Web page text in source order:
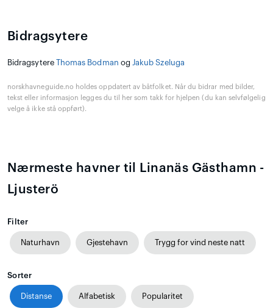
Bidragsytere
Bidragsytere Thomas Bodman og Jakub Szeluga
norskhavneguide.no holdes oppdatert av båtfolket. Når du bidrar med bilder,
tekst eller informasjon legges du til her som takk for hjelpen (du kan selvfølgelig
velge å ikke stå oppført).
Nærmeste havner til Linanäs Gästhamn -
Ljusterö
Filter
Naturhavn Gjestehavn Trygg for vind neste natt
Sorter
Distanse Alfabetisk Popularitet